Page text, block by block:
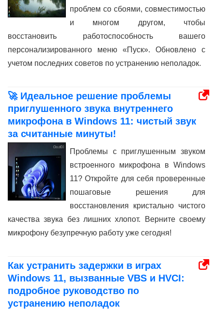
проблем со сбоями, совместимостью
и многом другом, чтобы
восстановить работоспособность вашего
персонализированного меню «Пуск». Обновлено с
учетом последних советов по устранению неполадок.
🚀 Идеальное решение проблемы
приглушенного звука внутреннего
микрофона в Windows 11: чистый звук
за считанные минуты!
Проблемы с приглушенным звуком
встроенного микрофона в Windows
11? Откройте для себя проверенные
пошаговые решения для
восстановления кристально чистого
качества звука без лишних хлопот. Верните своему
микрофону безупречную работу уже сегодня!
Как устранить задержки в играх
Windows 11, вызванные VBS и HVCI:
подробное руководство по
устранению неполадок